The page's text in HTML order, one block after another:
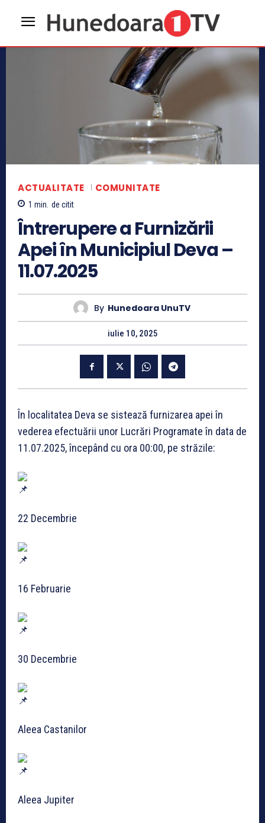
ACTUALITATE COMUNITATE
1 min. de citit
Întrerupere a Furnizării
Apei în Municipiul Deva –
11.07.2025
By Hunedoara UnuTV
iulie 10, 2025
În localitatea Deva se sistează furnizarea apei în
vederea efectuării unor Lucrări Programate în data de
11.07.2025, începând cu ora 00:00, pe străzile:
22 Decembrie
16 Februarie
30 Decembrie
Aleea Castanilor
Aleea Jupiter